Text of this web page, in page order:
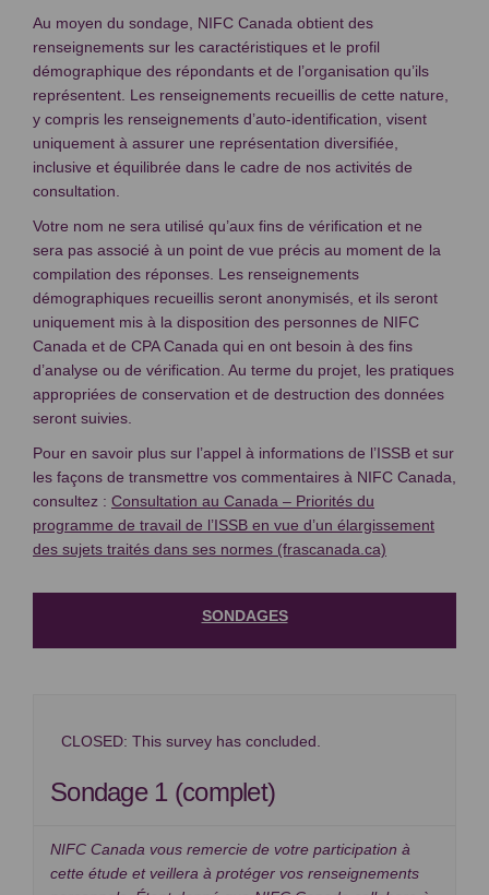
Au moyen du sondage, NIFC Canada obtient des
renseignements sur les caractéristiques et le profil
démographique des répondants et de l’organisation qu’ils
représentent. Les renseignements recueillis de cette nature,
y compris les renseignements d’auto-identification, visent
uniquement à assurer une représentation diversifiée,
inclusive et équilibrée dans le cadre de nos activités de
consultation.
Votre nom ne sera utilisé qu’aux fins de vérification et ne
sera pas associé à un point de vue précis au moment de la
compilation des réponses. Les renseignements
démographiques recueillis seront anonymisés, et ils seront
uniquement mis à la disposition des personnes de NIFC
Canada et de CPA Canada qui en ont besoin à des fins
d’analyse ou de vérification. Au terme du projet, les pratiques
appropriées de conservation et de destruction des données
seront suivies.
Pour en savoir plus sur l’appel à informations de l’ISSB et sur
les façons de transmettre vos commentaires à NIFC Canada,
consultez : Consultation au Canada – Priorités du
programme de travail de l’ISSB en vue d’un élargissement
des sujets traités dans ses normes (frascanada.ca)
SONDAGES
CLOSED: This survey has concluded.
Sondage 1 (complet)
NIFC Canada vous remercie de votre participation à
cette étude et veillera à protéger vos renseignements